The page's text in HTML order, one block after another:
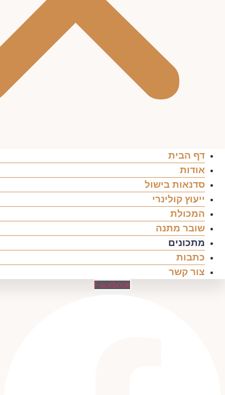
דף הבית
אודות
סדנאות בישול
ייעוץ קולינרי
המכולת
שובר מתנה
מתכונים
כתבות
צור קשר
Facebook